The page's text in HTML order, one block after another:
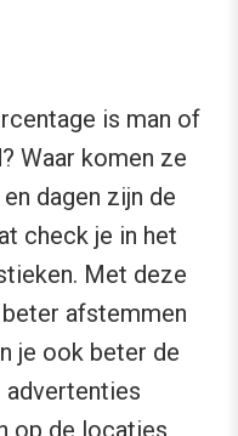
is man of
Waar komen ze
dagen zijn de
check je in het
Met deze
afstemmen
je ook beter de
advertenties
op de locaties,